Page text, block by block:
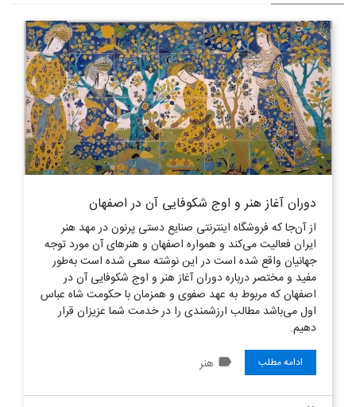
دوران آغاز هنر و اوج شکوفایی آن در اصفهان
از آن‌جا که فروشگاه اینترنتی صنایع دستی پرنون در مهد هنر
ایران فعالیت می‌کند و همواره اصفهان و هنرهای آن مورد توجه
جهانیان واقع شده است در این نوشته سعی شده است به‌طور
مفید و مختصر درباره دوران آغاز هنر و اوج شکوفایی آن در
اصفهان که مربوط به عهد صفوی و همزمان با حکومت شاه عباس
اول می‌باشد مطالب ارزشمندی را در خدمت شما عزیزان قرار
دهیم.
ادامه مطلب label هنر